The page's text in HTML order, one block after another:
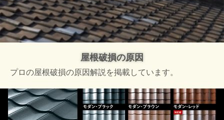
屋根破損の原因
プロの屋根破損の原因解説を掲載しています。